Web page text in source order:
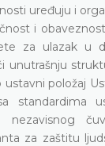
uređuju i
i
za ulazak u
unutrašnju
ustavni položaj
standardima
nezavisnog
za zaštitu